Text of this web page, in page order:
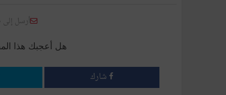
أرسل
هل أعجبك هذا
شارك